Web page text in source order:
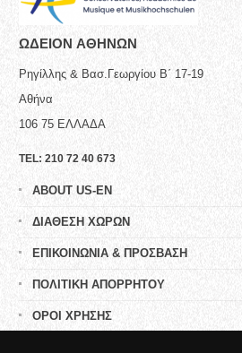
ΩΔΕΙΟN ΑΘΗΝΩΝ
Ρηγίλλης & Βασ.Γεωργίου Β΄ 17-19
Αθήνα
106 75 ΕΛΛΑΔΑ
TEL: 210 72 40 673
ABOUT US-EN
ΔΙΑΘΕΣΗ ΧΩΡΩΝ
ΕΠΙΚΟΙΝΩΝΙΑ & ΠΡΟΣΒΑΣΗ
ΠΟΛΙΤΙΚΗ ΑΠΟΡΡΗΤΟΥ
ΟΡΟΙ ΧΡΗΣΗΣ